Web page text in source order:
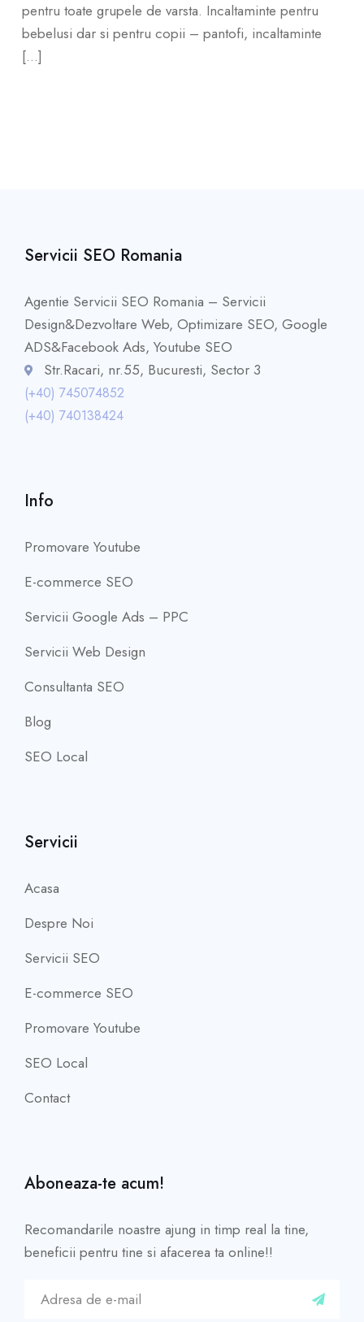
pentru toate grupele de varsta. Incaltaminte pentru
bebelusi dar si pentru copii – pantofi, incaltaminte
[…]
Servicii SEO Romania
Agentie Servicii SEO Romania – Servicii
Design&Dezvoltare Web, Optimizare SEO, Google
ADS&Facebook Ads, Youtube SEO
Str.Racari, nr.55, Bucuresti, Sector 3
(+40) 745074852
(+40) 740138424
Info
Promovare Youtube
E-commerce SEO
Servicii Google Ads – PPC
Servicii Web Design
Consultanta SEO
Blog
SEO Local
Servicii
Acasa
Despre Noi
Servicii SEO
E-commerce SEO
Promovare Youtube
SEO Local
Contact
Aboneaza-te acum!
Recomandarile noastre ajung in timp real la tine,
beneficii pentru tine si afacerea ta online!!